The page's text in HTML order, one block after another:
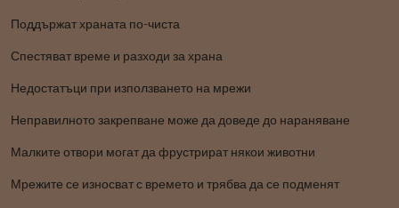
Поддържат храната по-чиста
Спестяват време и разходи за храна
Недостатъци при използването на мрежи
Неправилното закрепване може да доведе до нараняване
Малките отвори могат да фрустрират някои животни
Мрежите се износват с времето и трябва да се подменят